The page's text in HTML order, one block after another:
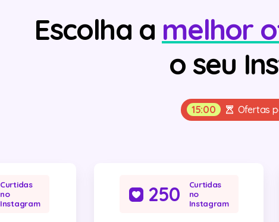
Escolha a melhor
o seu
15:00 Ofertas
Curtidas
no
Instagram
250
Curtidas
no
Instagram